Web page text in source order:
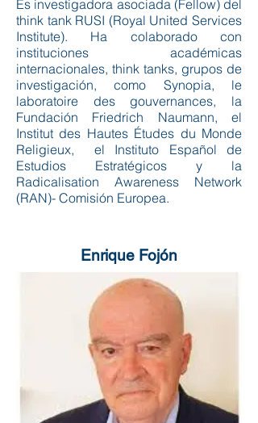
Es investigadora asociada (Fellow) del
think tank RUSI (Royal United Services
Institute). Ha colaborado con
instituciones académicas
internacionales, think tanks, grupos de
investigación, como Synopia, le
laboratoire des gouvernances, la
Fundación Friedrich Naumann, el
Institut des Hautes Études du Monde
Religieux, el Instituto Español de
Estudios Estratégicos y la
Radicalisation Awareness Network
(RAN)- Comisión Europea.
Enrique Fojón